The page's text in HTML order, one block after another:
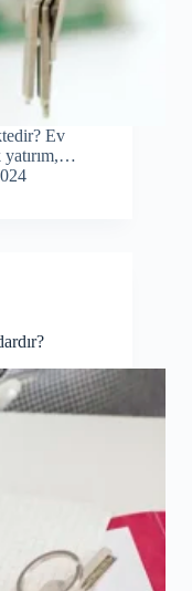
Ev
yatırım,…